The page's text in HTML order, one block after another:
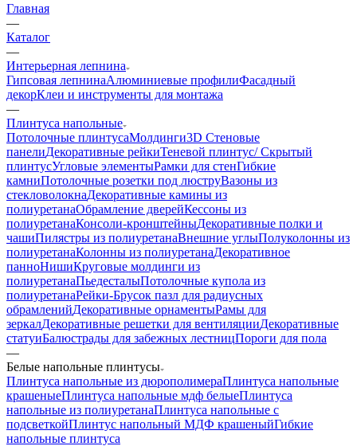
Главная
—
Каталог
—
Интерьерная лепнина
Гипсовая лепнинаАлюминиевые профилиФасадный
декорКлеи и инструменты для монтажа
—
Плинтуса напольные
Потолочные плинтусаМолдинги3D Стеновые
панелиДекоративные рейкиТеневой плинтус/ Скрытый
плинтусУгловые элементыРамки для стенГибкие
камниПотолочные розетки под люструВазоны из
стекловолокнаДекоративные камины из
полиуретанаОбрамление дверейКессоны из
полиуретанаКонсоли-кронштейныДекоративные полки и
чашиПилястры из полиуретанаВнешние углыПолуколонны из
полиуретанаКолонны из полиуретанаДекоративное
панноНишиКруговые молдинги из
полиуретанаПьедесталыПотолочные купола из
полиуретанаРейки-Брусок пазл для радиусных
обрамленийДекоративные орнаментыРамы для
зеркалДекоративные решетки для вентиляцииДекоративные
статуиБалюстрады для забежных лестницПороги для пола
—
Белые напольные плинтусы
Плинтуса напольные из дюрополимераПлинтуса напольные
крашеныеПлинтуса напольные мдф белыеПлинтуса
напольные из полиуретанаПлинтуса напольные с
подсветкойПлинтус напольный МДФ крашеныйГибкие
напольные плинтуса